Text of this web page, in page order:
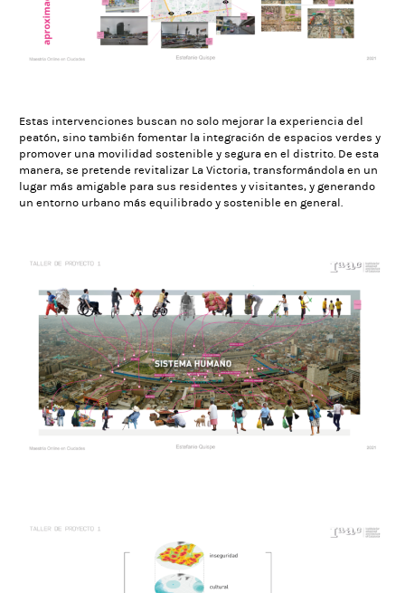
Estas intervenciones buscan no solo mejorar la experiencia del
peatón, sino también fomentar la integración de espacios verdes y
promover una movilidad sostenible y segura en el distrito. De esta
manera, se pretende revitalizar La Victoria, transformándola en un
lugar más amigable para sus residentes y visitantes, y generando
un entorno urbano más equilibrado y sostenible en general.